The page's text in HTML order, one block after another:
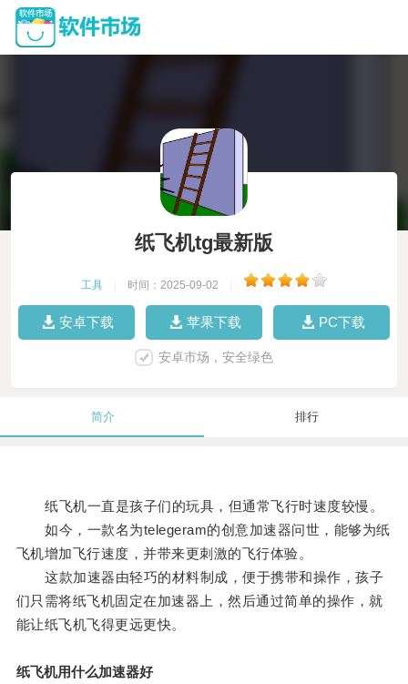
纸飞机tg最新版
工具 时间：2025-09-02
安卓下载 苹果下载 PC下载
安卓市场，安全绿色
简介 排行
纸飞机一直是孩子们的玩具，但通常飞行时速度较慢。
如今，一款名为telegeram的创意加速器问世，能够为纸
飞机增加飞行速度，并带来更刺激的飞行体验。
这款加速器由轻巧的材料制成，便于携带和操作，孩子
们只需将纸飞机固定在加速器上，然后通过简单的操作，就
能让纸飞机飞得更远更快。
纸飞机用什么加速器好